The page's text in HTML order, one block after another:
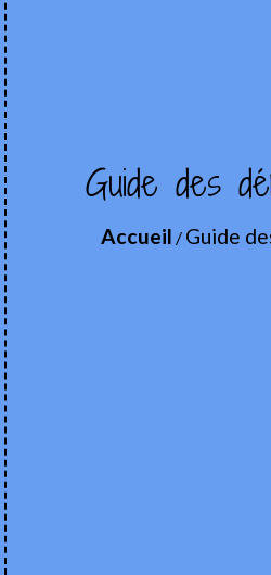
Guide des
Accueil / Guide